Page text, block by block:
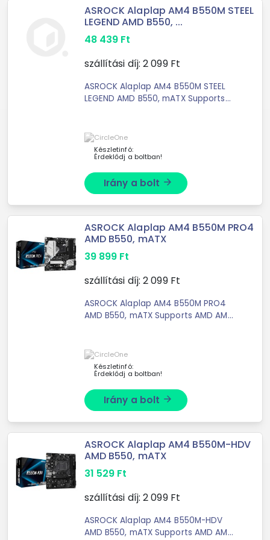
ASROCK Alaplap AM4 B550M STEEL
LEGEND AMD B550, ...
48 439 Ft
szállítási díj: 2 099Ft
ASROCK Alaplap AM4 B550M STEEL
LEGEND AMD B550, mATX Supports
Készletinfó:
Érdeklődj a boltban!
Irány a bolt arrow_forward
ASROCK Alaplap AM4 B550M PRO4
AMD B550, mATX
39 899 Ft
szállítási díj: 2 099Ft
ASROCK Alaplap AM4 B550M PRO4
AMD B550, mATX Supports AMD AM4
Készletinfó:
Érdeklődj a boltban!
Irány a bolt arrow_forward
ASROCK Alaplap AM4 B550M-HDV
AMD B550, mATX
31 529 Ft
szállítási díj: 2 099Ft
ASROCK Alaplap AM4 B550M-HDV
AMD B550, mATX Supports AMD AM4